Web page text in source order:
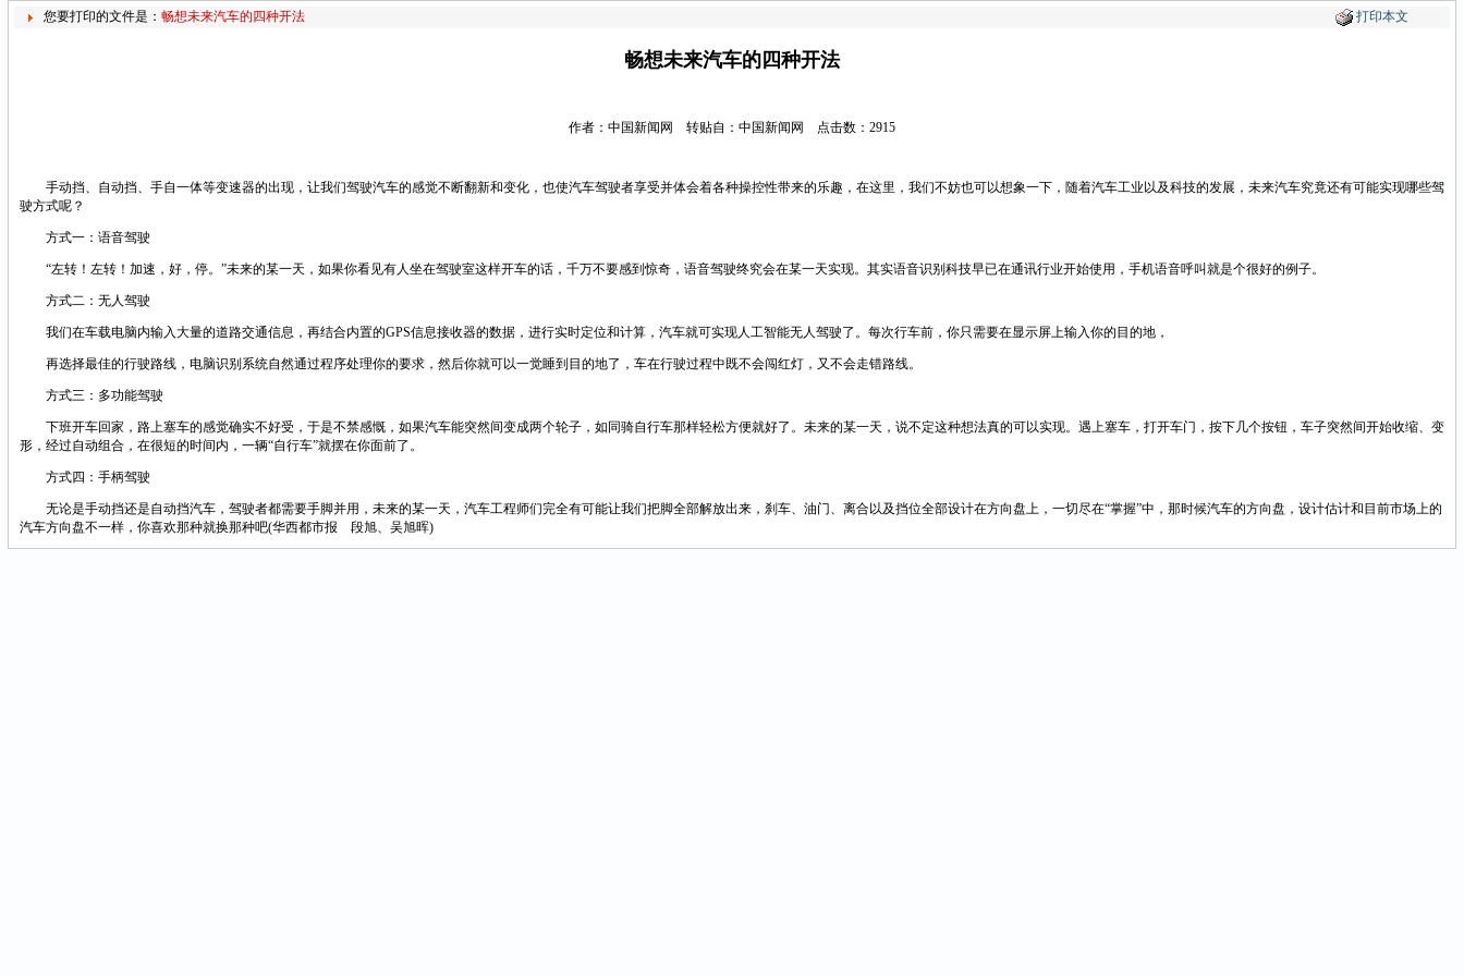
您要打印的文件是： 畅想未来汽车的四种开法 打印本文
畅想未来汽车的四种开法
作者：中国新闻网 转贴自：中国新闻网 点击数：2915
手动挡、自动挡、手自一体等变速器的出现，让我们驾驶汽车的感觉不断翻新和变化，也使汽车驾驶者享受并体会着各种操控性带来的乐趣，在这里，我们不妨也可以想象一下，随着汽车工业以及科技的发展，未来汽车究竟还有可能实现哪些驾
驶方式呢？
方式一：语音驾驶
“左转！左转！加速，好，停。”未来的某一天，如果你看见有人坐在驾驶室这样开车的话，千万不要感到惊奇，语音驾驶终究会在某一天实现。其实语音识别科技早已在通讯行业开始使用，手机语音呼叫就是个很好的例子。
方式二：无人驾驶
我们在车载电脑内输入大量的道路交通信息，再结合内置的GPS信息接收器的数据，进行实时定位和计算，汽车就可实现人工智能无人驾驶了。每次行车前，你只需要在显示屏上输入你的目的地，
再选择最佳的行驶路线，电脑识别系统自然通过程序处理你的要求，然后你就可以一觉睡到目的地了，车在行驶过程中既不会闯红灯，又不会走错路线。
方式三：多功能驾驶
下班开车回家，路上塞车的感觉确实不好受，于是不禁感慨，如果汽车能突然间变成两个轮子，如同骑自行车那样轻松方便就好了。未来的某一天，说不定这种想法真的可以实现。遇上塞车，打开车门，按下几个按钮，车子突然间开始收缩、变
形，经过自动组合，在很短的时间内，一辆“自行车”就摆在你面前了。
方式四：手柄驾驶
无论是手动挡还是自动挡汽车，驾驶者都需要手脚并用，未来的某一天，汽车工程师们完全有可能让我们把脚全部解放出来，刹车、油门、离合以及挡位全部设计在方向盘上，一切尽在“掌握”中，那时候汽车的方向盘，设计估计和目前市场上的
汽车方向盘不一样，你喜欢那种就换那种吧(华西都市报 段旭、吴旭晖)